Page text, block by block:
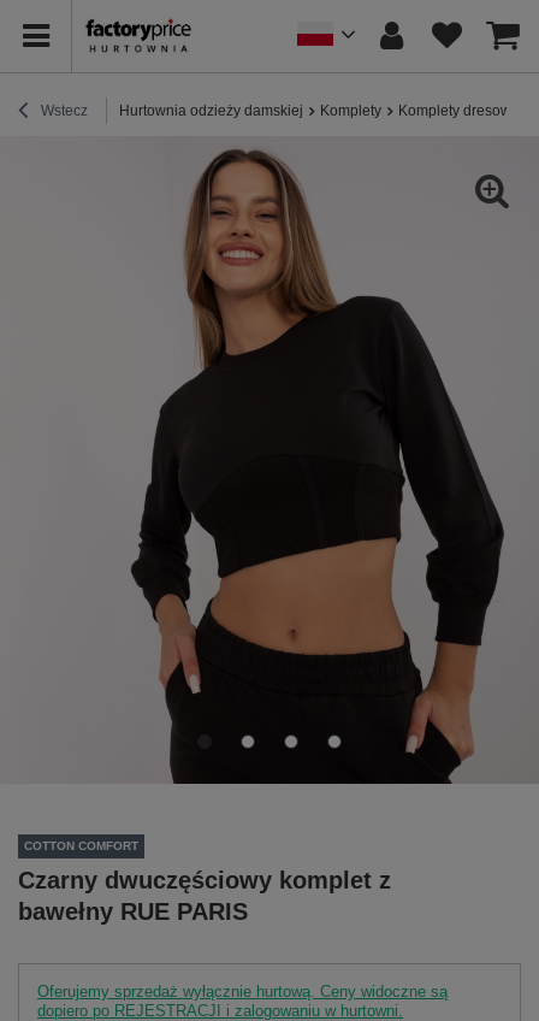
Wstecz Hurtownia odzieży damskiej Komplety Komplety dresowe
COTTON COMFORT
Czarny dwuczęściowy komplet z
bawełny RUE PARIS
Oferujemy sprzedaż wyłącznie hurtową. Ceny widoczne są
dopiero po REJESTRACJI i zalogowaniu w hurtowni.